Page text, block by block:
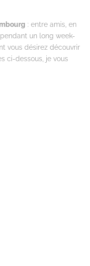
: entre amis, en
un long week-
vous désirez découvrir
ci-dessous, je vous